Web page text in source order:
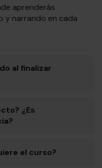
aprenderás
y narrando en cada
al finalizar
¿Es
el curso?